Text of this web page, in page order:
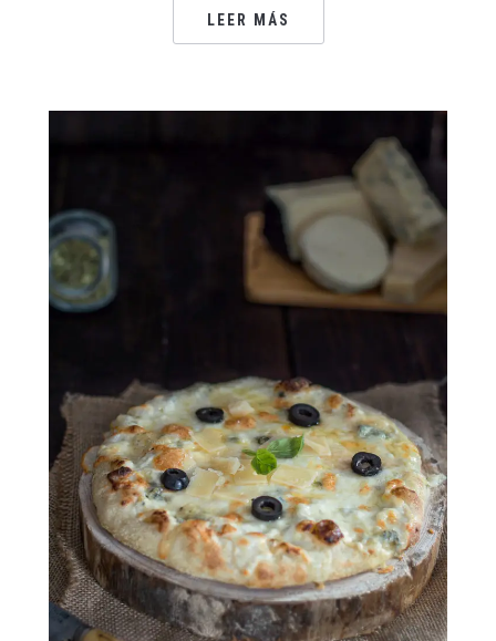
LEER MÁS